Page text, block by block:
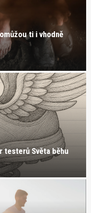
ti i vhodně
testerů Světa běhu